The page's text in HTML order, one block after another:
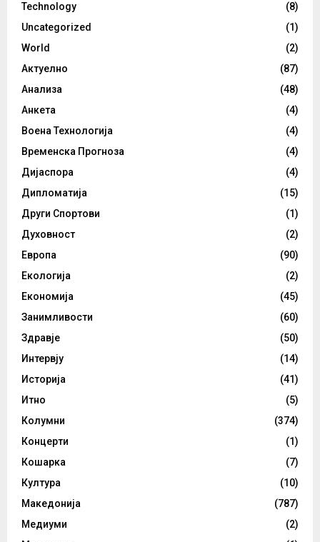
Technology
(8)
Uncategorized
(1)
World
(2)
Актуелно
(87)
Анализа
(48)
Анкета
(4)
Воена Технологија
(4)
Временска Прогноза
(4)
Дијаспора
(4)
Дипломатија
(15)
Други Спортови
(1)
Духовност
(2)
Европа
(90)
Екологија
(2)
Економија
(45)
Занимливости
(60)
Здравје
(50)
Интервју
(14)
Историја
(41)
Итно
(5)
Колумни
(374)
Концерти
(1)
Кошарка
(7)
Култура
(10)
Македонија
(787)
Медиуми
(2)